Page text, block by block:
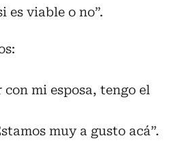
es viable o no”.
mi esposa, tengo el
muy a gusto acá”.